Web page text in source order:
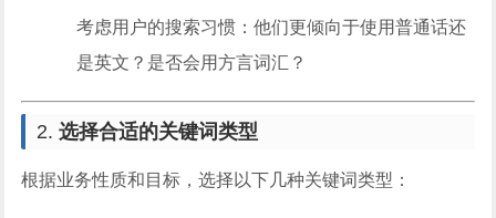
考虑用户的搜索习惯：他们更倾向于使用普通话还
是英文？是否会用方言词汇？
2.选择合适的关键词类型
根据业务性质和目标，选择以下几种关键词类型：